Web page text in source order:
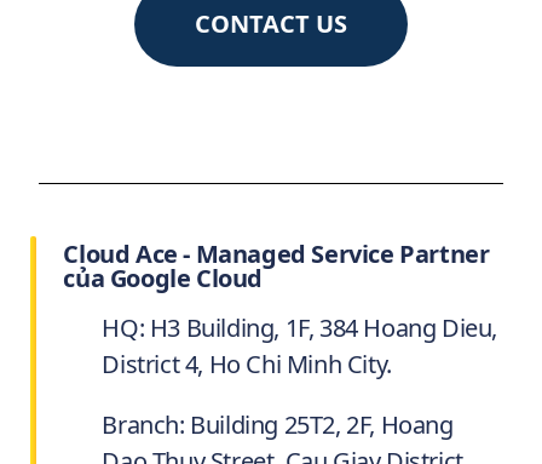
CONTACT US
Cloud Ace - Managed Service Partner
của Google Cloud
HQ: H3 Building, 1F, 384 Hoang Dieu,
District 4, Ho Chi Minh City.
Branch: Building 25T2, 2F, Hoang